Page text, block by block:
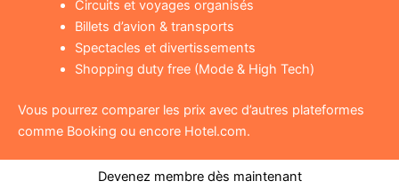
Circuits et voyages organisés
Billets d’avion & transports
Spectacles et divertissements
Shopping duty free (Mode & High Tech)
Vous pourrez comparer les prix avec d’autres plateformes
comme Booking ou encore Hotel.com.
Devenez membre dès maintenant